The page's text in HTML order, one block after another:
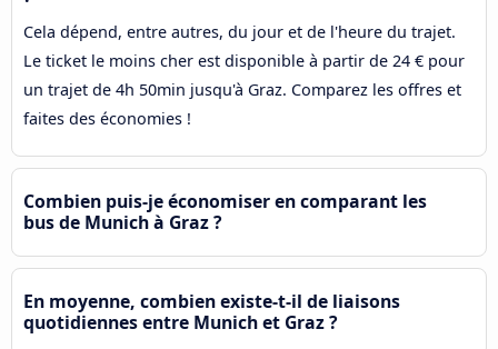
Cela dépend, entre autres, du jour et de l'heure du trajet.
Le ticket le moins cher est disponible à partir de 24 € pour
un trajet de 4h 50min jusqu'à Graz. Comparez les offres et
faites des économies !
Combien puis-je économiser en comparant les
bus de Munich à Graz ?
En moyenne, combien existe-t-il de liaisons
quotidiennes entre Munich et Graz ?